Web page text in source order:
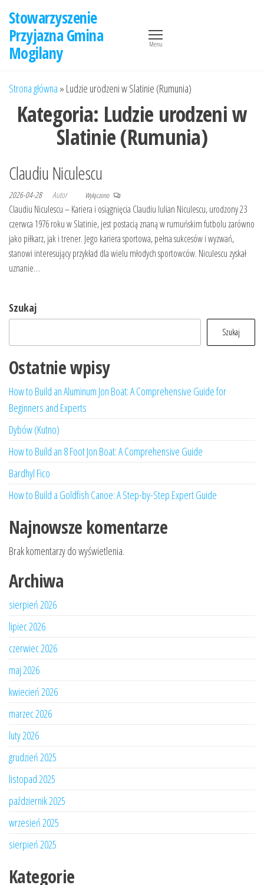
treści
Stowarzyszenie
Przyjazna Gmina
Mogilany
Menu
Strona główna » Ludzie urodzeni w Slatinie (Rumunia)
Kategoria: Ludzie urodzeni w
Slatinie (Rumunia)
Claudiu Niculescu
2026-04-28 Autor Wyłączono
Claudiu Niculescu – Kariera i osiągnięcia Claudiu Iulian Niculescu, urodzony 23
czerwca 1976 roku w Slatinie, jest postacią znaną w rumuńskim futbolu zarówno
jako piłkarz, jak i trener. Jego kariera sportowa, pełna sukcesów i wyzwań,
stanowi interesujący przykład dla wielu młodych sportowców. Niculescu zyskał
uznanie…
Szukaj
Szukaj
Ostatnie wpisy
How to Build an Aluminum Jon Boat: A Comprehensive Guide for
Beginners and Experts
Dybów (Kutno)
How to Build an 8 Foot Jon Boat: A Comprehensive Guide
Bardhyl Fico
How to Build a Goldfish Canoe: A Step-by-Step Expert Guide
Najnowsze komentarze
Brak komentarzy do wyświetlenia.
Archiwa
sierpień 2026
lipiec 2026
czerwiec 2026
maj 2026
kwiecień 2026
marzec 2026
luty 2026
grudzień 2025
listopad 2025
październik 2025
wrzesień 2025
sierpień 2025
Kategorie